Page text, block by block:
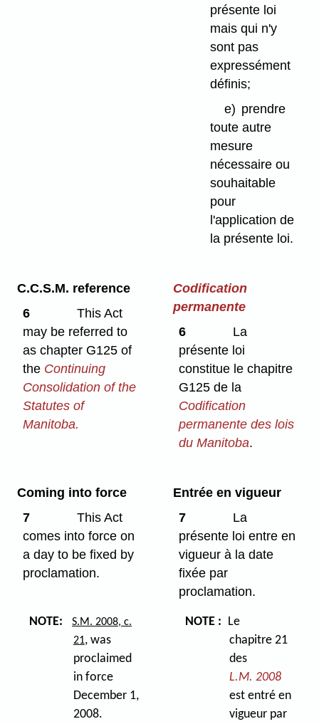
présente loi
mais qui n'y
sont pas
expressément
définis;
e) prendre
toute autre
mesure
nécessaire ou
souhaitable
pour
l'application de
la présente loi.
C.C.S.M. reference
6
This Act
may be referred to
as chapter G125 of
the Continuing
Consolidation of the
Statutes of
Manitoba.
Codification
permanente
6
La
présente loi
constitue le chapitre
G125 de la
Codification
permanente des lois
du Manitoba.
Coming into force
7
This Act
comes into force on
a day to be fixed by
proclamation.
Entrée en vigueur
7
La
présente loi entre en
vigueur à la date
fixée par
proclamation.
NOTE:
S.M. 2008, c.
21, was
proclaimed
in force
December 1,
2008.
NOTE :
Le
chapitre 21
des
L.M. 2008
est entré en
vigueur par